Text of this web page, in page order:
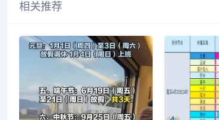
相关推荐